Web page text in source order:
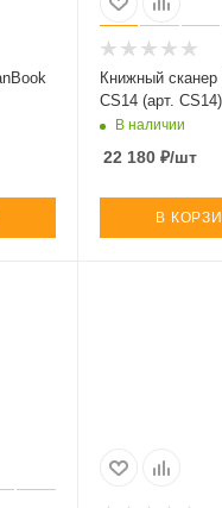
Книжный сканер
CS14 (арт. CS14)
В наличии
22 180₽/шт
В